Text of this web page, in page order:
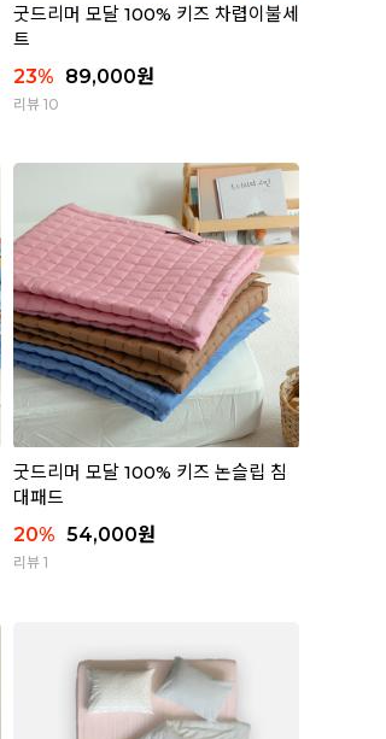
굿드리머 모달 100% 키즈 차렵이불세
트
23% 89,000원
리뷰 10
굿드리머 모달 100% 키즈 논슬립 침
대패드
20% 54,000원
리뷰 1